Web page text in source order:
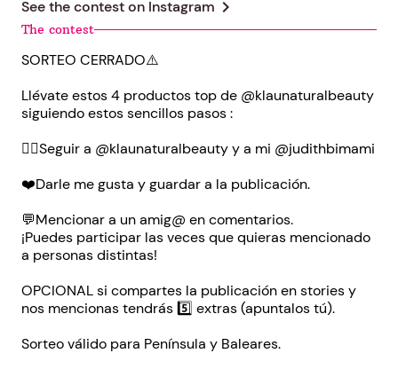
See the contest on Instagram chevron_right
The contest
SORTEO CERRADO⚠️
Llévate estos 4 productos top de @klaunaturalbeauty
siguiendo estos sencillos pasos :
👉🏼Seguir a @klaunaturalbeauty y a mi @judithbimami
❤️Darle me gusta y guardar a la publicación.
💬Mencionar a un amig@ en comentarios.
¡Puedes participar las veces que quieras mencionado
a personas distintas!
OPCIONAL si compartes la publicación en stories y
nos mencionas tendrás 5️⃣ extras (apuntalos tú).
Sorteo válido para Península y Baleares.